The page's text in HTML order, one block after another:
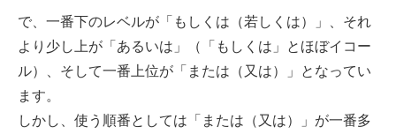
で、一番下のレベルが「もしくは（若しくは）」、それ
より少し上が「あるいは」（「もしくは」とほぼイコー
ル）、そして一番上位が「または（又は）」となってい
ます。
しかし、使う順番としては「または（又は）」が一番多